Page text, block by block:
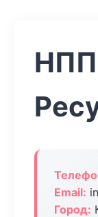
НПП
Email:
Город: